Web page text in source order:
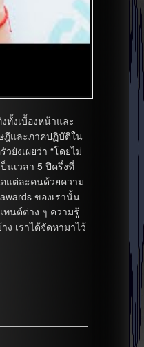
ทั้งเบื้องหน้าและ
ฎีและภาคปฏิบัติใน
งเผยว่า “โดยไม่
นเวลา 5 ปีครึ่งที่
แต่ละคนด้วยความ
ของเรานั้น
ทนต์ต่าง ๆ ความรู้
เราได้จัดหามาไว้